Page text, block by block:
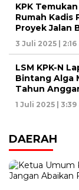
KPK
Rumah Kadis
Proyek Jalan
3 Juli 2025 | 2:16
LSM KPK-N
Bintang Alga
Tahun
1 Juli 2025 | 3:39
DAERAH